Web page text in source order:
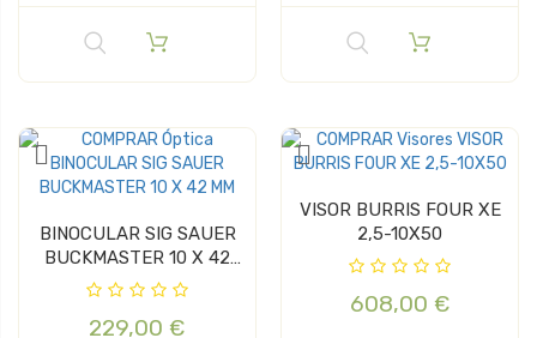
BINOCULAR SIG SAUER
BUCKMASTER 10 X 42
MM
229,00 €
VISOR BURRIS FOUR XE
2,5-10X50
608,00 €